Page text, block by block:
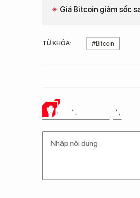
Giá Bitcoin giảm sốc
TỪ KHÓA: #Bitcoin
Ý KIẾN CỦA BẠN